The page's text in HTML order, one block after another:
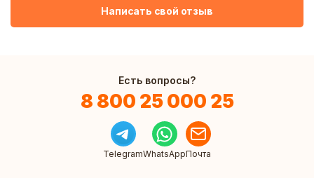
Написать свой отзыв
Есть вопросы?
8 800 25 000 25
TelegramWhatsAppПочта